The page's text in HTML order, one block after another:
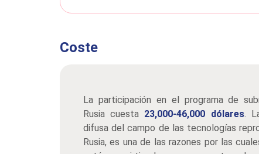
Coste
La participación en el programa de
Rusia cuesta 23,000-46,000 dólares.
difusa del campo de las tecnologías
Rusia, es una de las razones por las